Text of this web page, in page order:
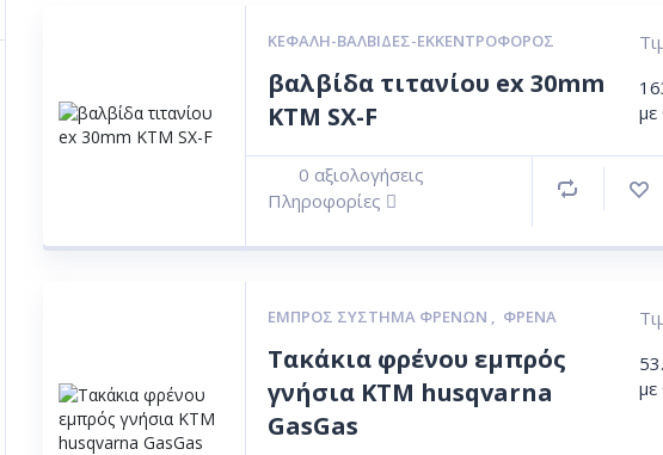
ΚΕΦΑΛΉ-ΒΑΛΒΊΔΕΣ-ΕΚΚΕΝΤΡΟΦΌΡΟΣ
βαλβίδα τιτανίου ex 30mm
KTM SX-F
0 αξιολογήσεις
Πληροφορίες
ΕΜΠΡΌΣ ΣΎΣΤΗΜΑ ΦΡΈΝΩΝ , ΦΡΈΝΑ
Τακάκια φρένου εμπρός
γνήσια ΚΤΜ husqvarna
GasGas